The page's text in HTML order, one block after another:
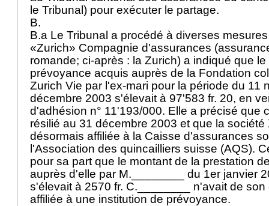
le Tribunal) pour exécuter le partage.
B.
B.a Le Tribunal a procédé à diverses
«Zurich» Compagnie d'assurances
romande; ci-après : la Zurich) a indiqué que
prévoyance acquis auprès de la Fondation
Zurich Vie par l'ex-mari pour la période du 11
décembre 2003 s'élevait à 97'583 fr. 20, en
d'adhésion n° 11'193/000. Elle a précisé que
résilié au 31 décembre 2003 et que la
désormais affiliée à la Caisse d'assurances
l'Association des quincailliers suisse (AQS).
pour sa part que le montant de la prestation
auprès d'elle par M.________ du 1er janvier
s'élevait à 2570 fr. C.________ n'avait de
affiliée à une institution de prévoyance.